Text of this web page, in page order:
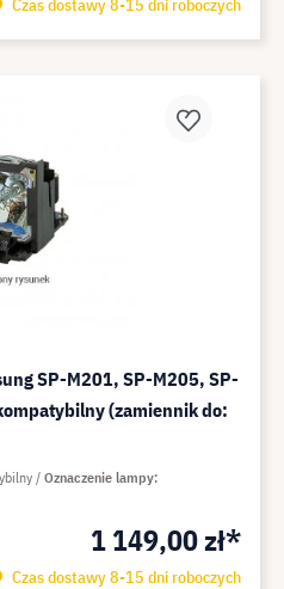
Czas dostawy 8-15 dni roboczych
SP-M201, SP-M205, SP-
(zamiennik do:
1 149,00 zł*
Czas dostawy 8-15 dni roboczych
Oznaczenie lampy